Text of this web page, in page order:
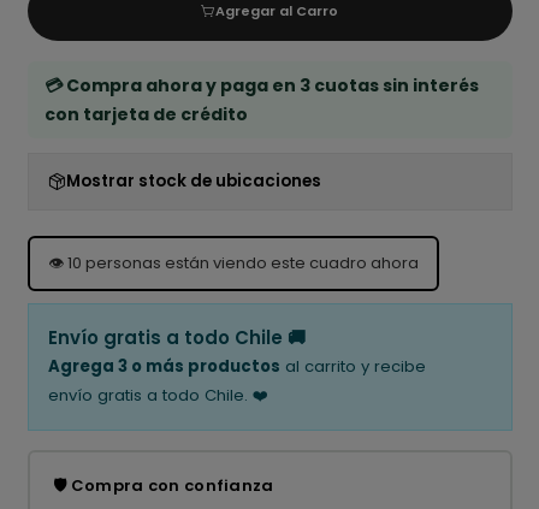
Agregar al Carro
💳 Compra ahora y paga en 3 cuotas sin interés
con tarjeta de crédito
Mostrar stock de ubicaciones
👁️10 personas están viendo este cuadro ahora
Envío gratis a todo Chile 🚚
Agrega 3 o más productos al carrito y recibe
envío gratis a todo Chile. ❤️
🛡️ Compra con confianza